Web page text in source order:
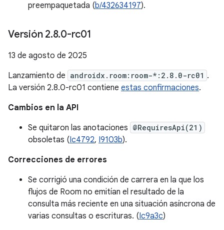
preempaquetada (b/432634197).
Versión 2.8.0-rc01
13 de agosto de 2025
Lanzamiento de androidx.room:room-*:2.8.0-rc01 .
La versión 2.8.0-rc01 contiene estas confirmaciones.
Cambios en la API
Se quitaron las anotaciones @RequiresApi(21)
obsoletas (Ic4792, I9103b).
Correcciones de errores
Se corrigió una condición de carrera en la que los
flujos de Room no emitían el resultado de la
consulta más reciente en una situación asíncrona de
varias consultas o escrituras. (Ic9a3c)